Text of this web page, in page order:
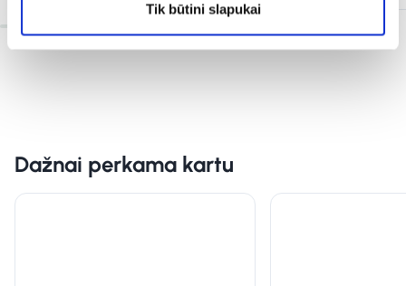
Tik būtini slapukai
Dažnai perkama kartu